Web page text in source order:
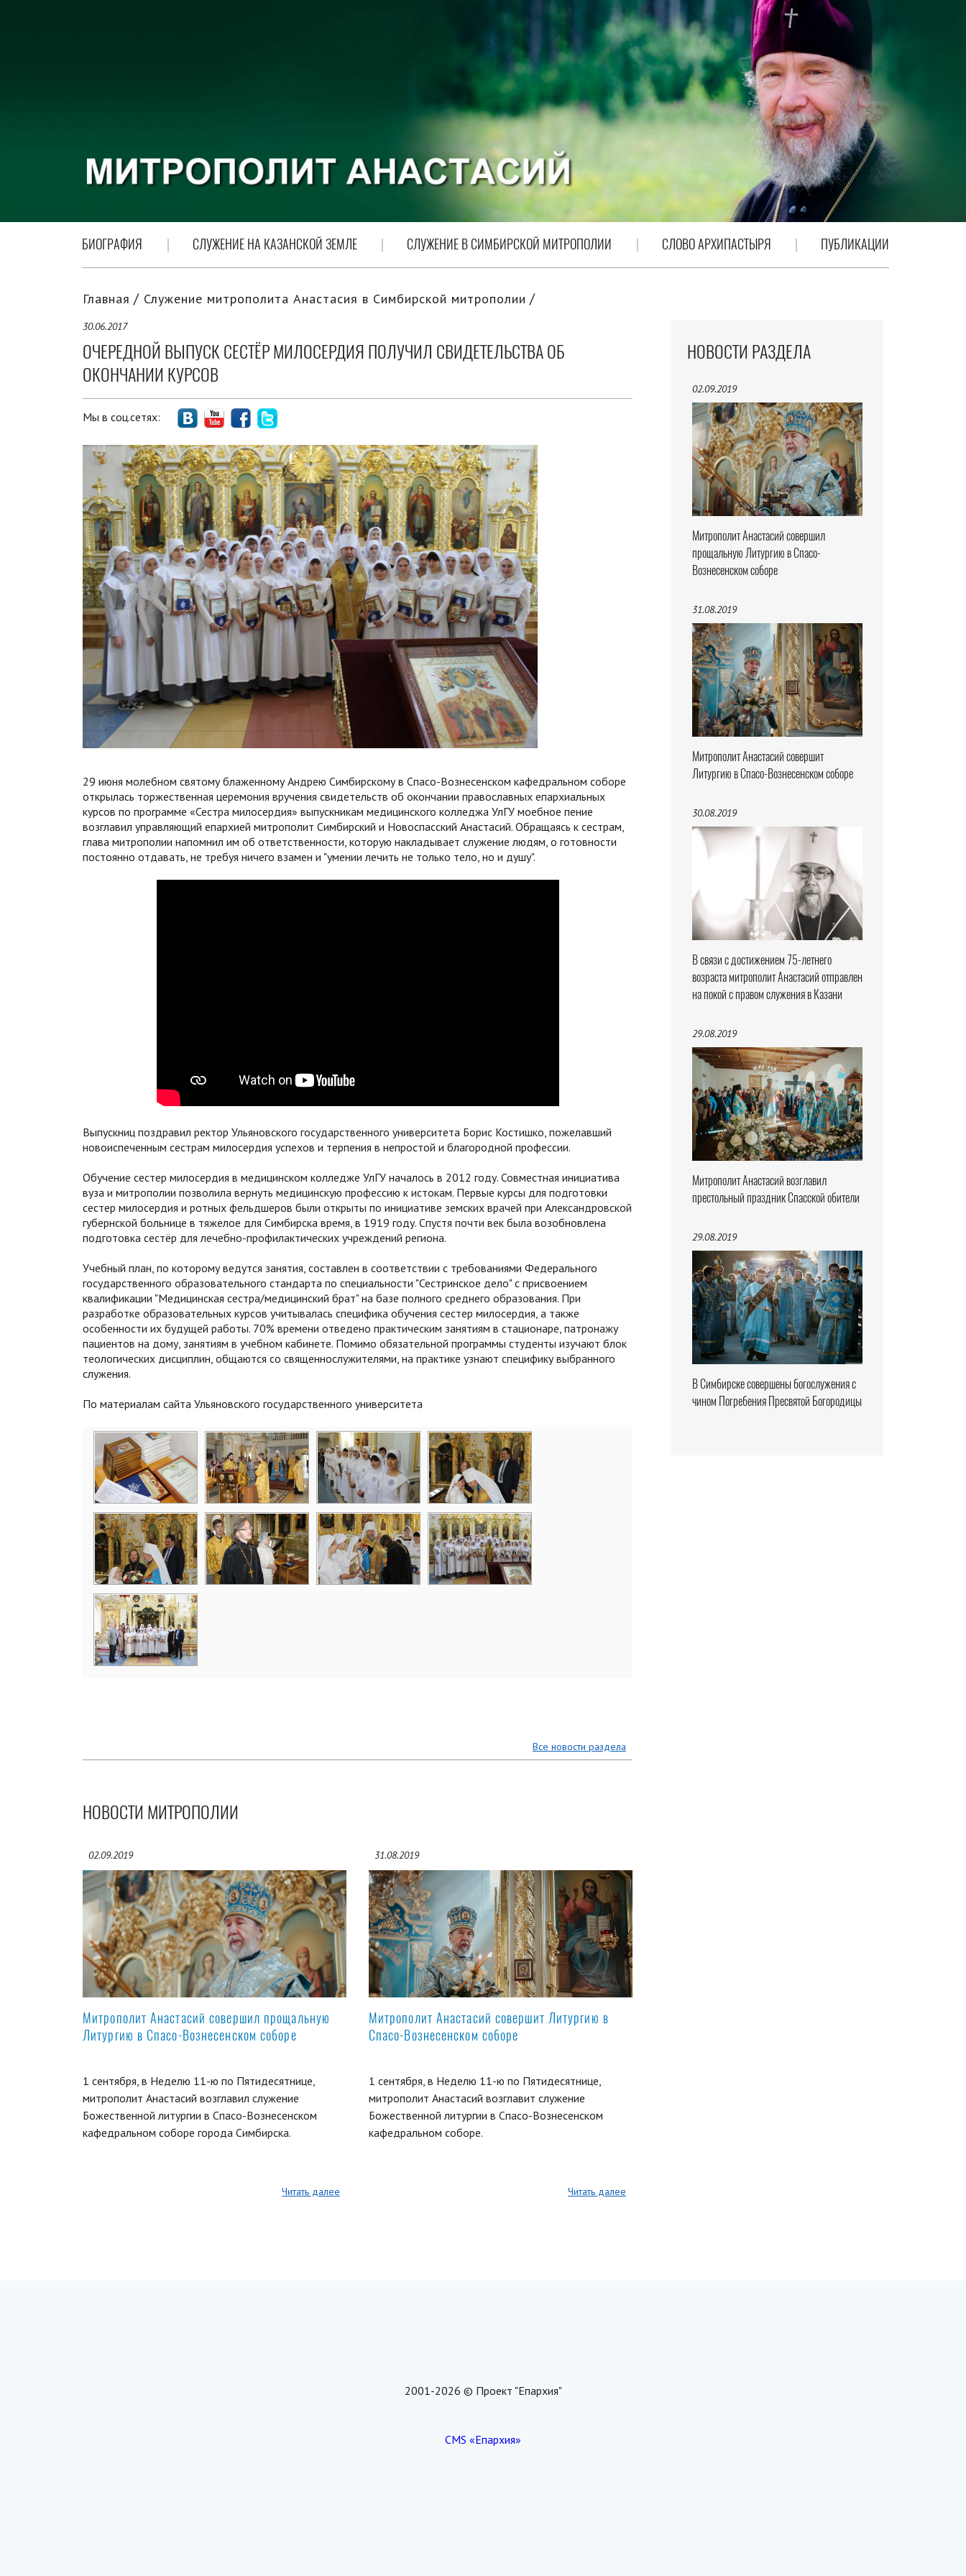
БИОГРАФИЯ СЛУЖЕНИЕ НА КАЗАНСКОЙ ЗЕМЛЕ СЛУЖЕНИЕ В СИМБИРСКОЙ МИТРОПОЛИИ СЛОВО АРХИПАСТЫРЯ ПУБЛИКАЦИИ
НОВОСТИ РАЗДЕЛА
02.09.2019
Митрополит Анастасий совершил
прощальную Литургию в Спасо-
Вознесенском соборе
31.08.2019
Митрополит Анастасий совершит
Литургию в Спасо-Вознесенском соборе
30.08.2019
В связи с достижением 75-летнего
возраста митрополит Анастасий отправлен
на покой с правом служения в Казани
29.08.2019
Митрополит Анастасий возглавил
престольный праздник Спасской обители
29.08.2019
В Симбирске совершены богослужения с
чином Погребения Пресвятой Богородицы
Главная Служение митрополита Анастасия в Симбирской митрополии
30.06.2017
ОЧЕРЕДНОЙ ВЫПУСК СЕСТЁР МИЛОСЕРДИЯ ПОЛУЧИЛ СВИДЕТЕЛЬСТВА ОБ
ОКОНЧАНИИ КУРСОВ
Мы в соц.сетях:
29 июня молебном святому блаженному Андрею Симбирскому в Спасо-Вознесенском кафедральном соборе
открылась торжественная церемония вручения свидетельств об окончании православных епархиальных
курсов по программе «Сестра милосердия» выпускникам медицинского колледжа УлГУ моебное пение
возглавил управляющий епархией митрополит Симбирский и Новоспасский Анастасий. Обращаясь к сестрам,
глава митрополии напомнил им об ответственности, которую накладывает служение людям, о готовности
постоянно отдавать, не требуя ничего взамен и "умении лечить не только тело, но и душу".
Выпускниц поздравил ректор Ульяновского государственного университета Борис Костишко, пожелавший
новоиспеченным сестрам милосердия успехов и терпения в непростой и благородной профессии.
Обучение сестер милосердия в медицинском колледже УлГУ началось в 2012 году. Совместная инициатива
вуза и митрополии позволила вернуть медицинскую профессию к истокам. Первые курсы для подготовки
сестер милосердия и ротных фельдшеров были открыты по инициативе земских врачей при Александровской
губернской больнице в тяжелое для Симбирска время, в 1919 году. Спустя почти век была возобновлена
подготовка сестёр для лечебно-профилактических учреждений региона.
Учебный план, по которому ведутся занятия, составлен в соответствии с требованиями Федерального
государственного образовательного стандарта по специальности "Сестринское дело" с присвоением
квалификации "Медицинская сестра/медицинский брат" на базе полного среднего образования. При
разработке образовательных курсов учитывалась специфика обучения сестер милосердия, а также
особенности их будущей работы. 70% времени отведено практическим занятиям в стационаре, патронажу
пациентов на дому, занятиям в учебном кабинете. Помимо обязательной программы студенты изучают блок
теологических дисциплин, общаются со священнослужителями, на практике узнают специфику выбранного
служения.
По материалам сайта Ульяновского государственного университета
Все новости раздела
НОВОСТИ МИТРОПОЛИИ
02.09.2019
Митрополит Анастасий совершил прощальную
Литургию в Спасо-Вознесенском соборе
1 сентября, в Неделю 11-ю по Пятидесятнице,
митрополит Анастасий возглавил служение
Божественной литургии в Спасо-Вознесенском
кафедральном соборе города Симбирска.
Читать далее
31.08.2019
Митрополит Анастасий совершит Литургию в
Спасо-Вознесенском соборе
1 сентября, в Неделю 11-ю по Пятидесятнице,
митрополит Анастасий возглавит служение
Божественной литургии в Спасо-Вознесенском
кафедральном соборе.
Читать далее
2001-2026 © Проект "Епархия"
CMS «Епархия»